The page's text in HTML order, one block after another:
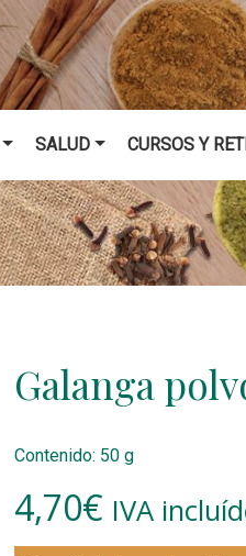
SALUD CURSOS Y
Galanga
Contenido: 50 g
4,70€ IVA